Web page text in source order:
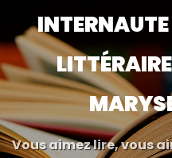
INTERNAUTE
Vous aimez lire, vous